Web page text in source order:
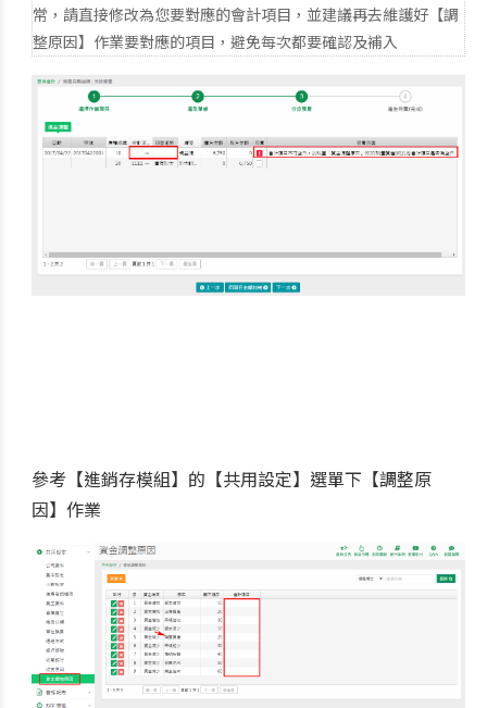
常，請直接修改為您要對應的會計項目，並建議再去維護好【調
整原因】作業要對應的項目，避免每次都要確認及補入
參考【進銷存模組】的【共用設定】選單下【調整原
因】作業